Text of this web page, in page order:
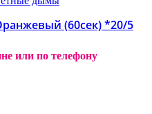
(60сек) *20/5
или по телефону